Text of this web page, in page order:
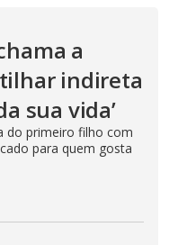
a
indireta
sua vida’
do primeiro filho com
para quem gosta